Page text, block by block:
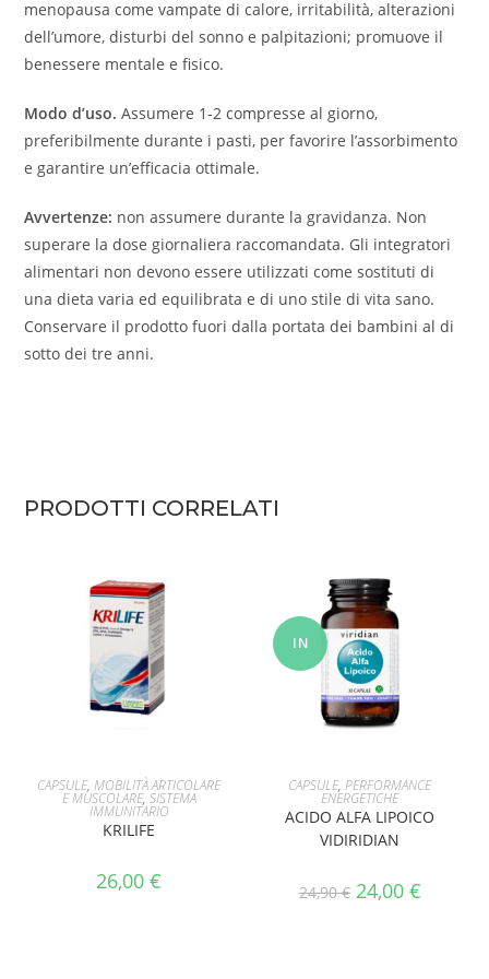
menopausa come vampate di calore, irritabilità, alterazioni
dell’umore, disturbi del sonno e palpitazioni; promuove il
benessere mentale e fisico.
Modo d’uso.Assumere 1-2 compresse al giorno,
preferibilmente durante i pasti, per favorire l’assorbimento
e garantire un’efficacia ottimale.
Avvertenze: non assumere durante la gravidanza. Non
superare la dose giornaliera raccomandata. Gli integratori
alimentari non devono essere utilizzati come sostituti di
una dieta varia ed equilibrata e di uno stile di vita sano.
Conservare il prodotto fuori dalla portata dei bambini al di
sotto dei tre anni.
PRODOTTI CORRELATI
AGGIUNGI AL CARRELLO
CAPSULE,MOBILITÀ ARTICOLARE
E MUSCOLARE, SISTEMA
IMMUNITARIO
KRILIFE
26,00€
IN
OFFERT
AGGIUNGI AL CARRELLO
CAPSULE,PERFORMANCE
ENERGETICHE
ACIDO ALFA LIPOICO
VIDIRIDIAN
24,90€ 24,00 €